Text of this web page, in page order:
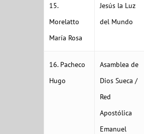
15.
Morelatto
María Rosa
Jesús la Luz
del Mundo
16. Pacheco
Hugo
Asamblea de
Dios Sueca /
Red
Apostólica
Emanuel